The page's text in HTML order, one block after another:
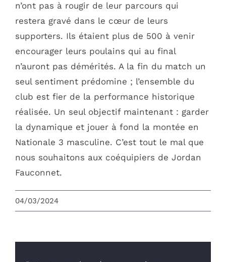
n’ont pas à rougir de leur parcours qui
restera gravé dans le cœur de leurs
supporters. Ils étaient plus de 500 à venir
encourager leurs poulains qui au final
n’auront pas démérités. A la fin du match un
seul sentiment prédomine ; l’ensemble du
club est fier de la performance historique
réalisée. Un seul objectif maintenant : garder
la dynamique et jouer à fond la montée en
Nationale 3 masculine. C’est tout le mal que
nous souhaitons aux coéquipiers de Jordan
Fauconnet.
04/03/2024
OMS VAULX-EN-VELIN
L’office Municipal des Sports de Vaulx-en-
des associations, des clubs sportifs de Vaulx-
en-Velin et de leurs adhérents.